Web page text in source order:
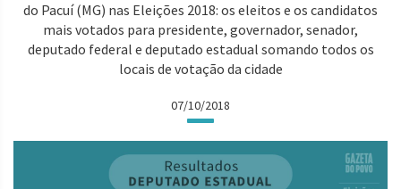
do Pacuí (MG) nas Eleições 2018: os eleitos e os candidatos
mais votados para presidente, governador, senador,
deputado federal e deputado estadual somando todos os
locais de votação da cidade
07/10/2018